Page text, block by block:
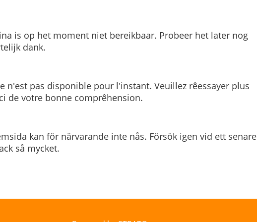
is op het moment niet bereikbaar. Probeer het later nog
dank.
n'est pas disponible pour l'instant. Veuillez rêessayer plus
de votre bonne comprêhension.
kan för närvarande inte nås. Försök igen vid ett senare
så mycket.